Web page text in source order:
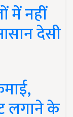
में नहीं
देसी
लगाने के